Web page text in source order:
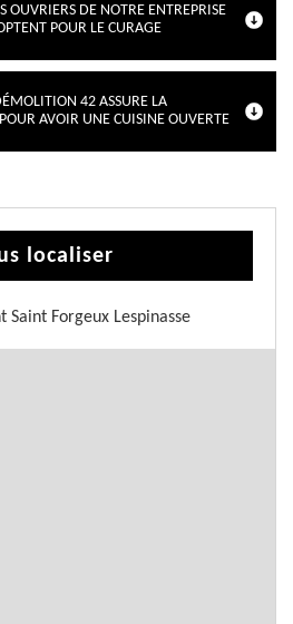
DE NOTRE ENTREPRISE
POUR LE CURAGE
42 ASSURE LA
AVOIR UNE CUISINE OUVERTE
localiser
Forgeux Lespinasse